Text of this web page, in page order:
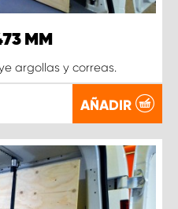
MM
argollas y correas.
AÑADIR